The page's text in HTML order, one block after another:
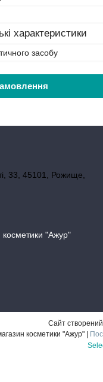
характеристики
засобу
33, 45101, Рожище,
косметики "Ажур"
Сайт